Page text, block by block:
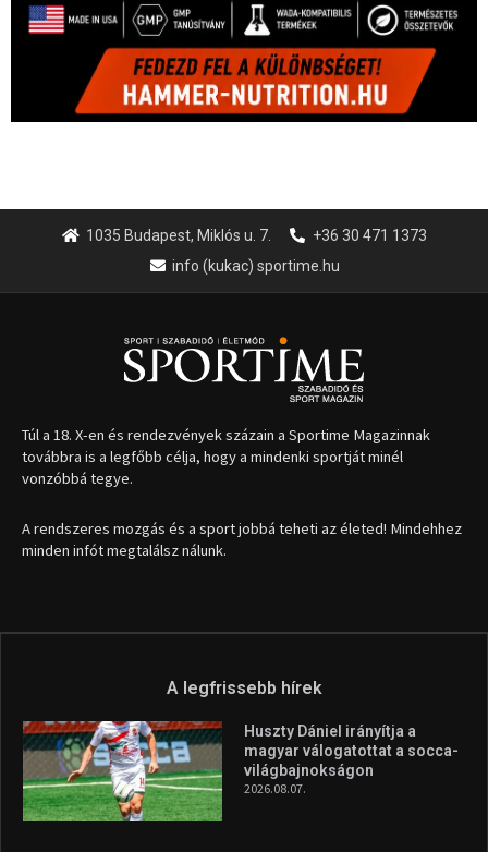
1035 Budapest, Miklós u. 7.
+36 30 471 1373
Túl a 18. X-en és rendezvények százain a Sportime Magazinnak
továbbra is a legfőbb célja, hogy a mindenki sportját minél
vonzóbbá tegye.
A rendszeres mozgás és a sport jobbá teheti az életed! Mindehhez